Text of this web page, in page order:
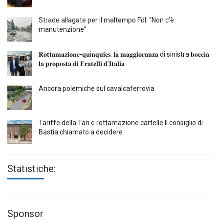
Strade allagate per il maltempo FdI: “Non c’è
manutenzione”
𝐑𝐨𝐭𝐭𝐚𝐦𝐚𝐳𝐢𝐨𝐧𝐞-𝐪𝐮i𝐧𝐪𝐮𝐢𝐞𝐬: 𝐥𝐚 𝐦𝐚𝐠𝐠𝐢𝐨𝐫𝐚𝐧𝐳𝐚 di sinistra 𝐛𝐨𝐜𝐜𝐢𝐚
𝐥𝐚 𝐩𝐫𝐨𝐩𝐨𝐬𝐭𝐚 𝐝𝐢 𝐅𝐫𝐚𝐭𝐞𝐥𝐥𝐢 𝐝’𝐈𝐭𝐚𝐥𝐢𝐚
Ancora polemiche sul cavalcaferrovia
Tariffe della Tari e rottamazione cartelle Il consiglio di
Bastia chiamato a decidere
Statistiche:
Sponsor